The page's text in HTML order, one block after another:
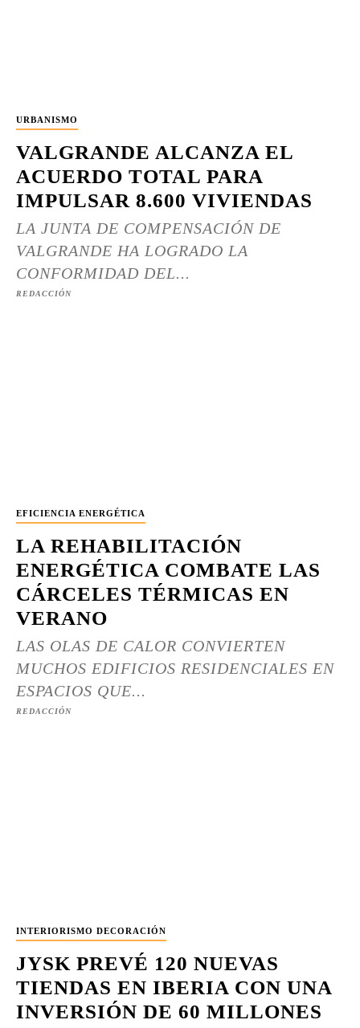
URBANISMO
VALGRANDE ALCANZA EL
ACUERDO TOTAL PARA
IMPULSAR 8.600 VIVIENDAS
LA JUNTA DE COMPENSACIÓN DE
VALGRANDE HA LOGRADO LA
CONFORMIDAD DEL...
REDACCIÓN
EFICIENCIA ENERGÉTICA
LA REHABILITACIÓN
ENERGÉTICA COMBATE LAS
CÁRCELES TÉRMICAS EN
VERANO
LAS OLAS DE CALOR CONVIERTEN
MUCHOS EDIFICIOS RESIDENCIALES EN
ESPACIOS QUE...
REDACCIÓN
INTERIORISMO DECORACIÓN
JYSK PREVÉ 120 NUEVAS
TIENDAS EN IBERIA CON UNA
INVERSIÓN DE 60 MILLONES